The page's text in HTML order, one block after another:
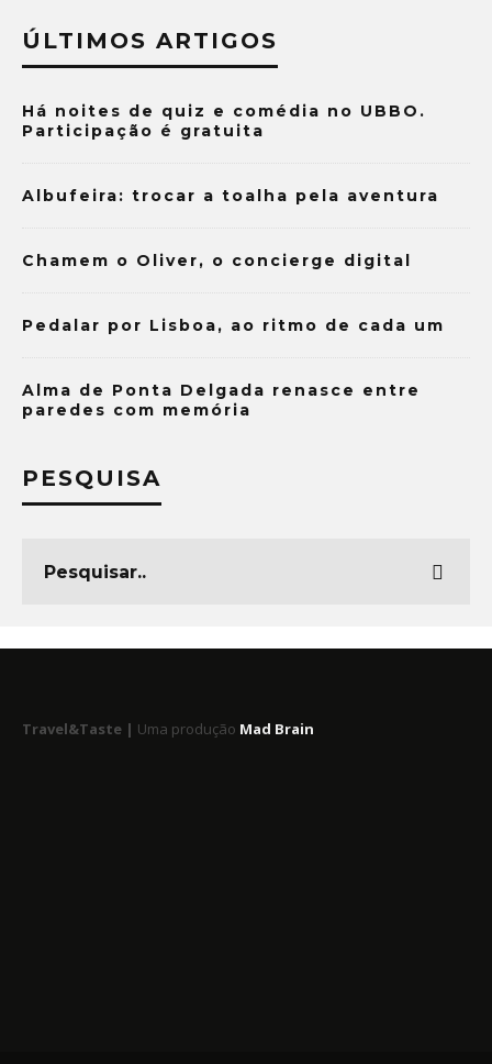
ÚLTIMOS ARTIGOS
Há noites de quiz e comédia no UBBO.
Participação é gratuita
Albufeira: trocar a toalha pela aventura
Chamem o Oliver, o concierge digital
Pedalar por Lisboa, ao ritmo de cada um
Alma de Ponta Delgada renasce entre
paredes com memória
PESQUISA
Travel&Taste | Uma produção Mad Brain